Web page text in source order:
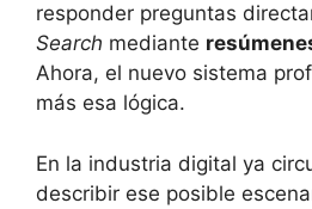
responder preguntas
Search mediante
Ahora, el nuevo sistema
más esa lógica.
En la industria digital ya
describir ese posible